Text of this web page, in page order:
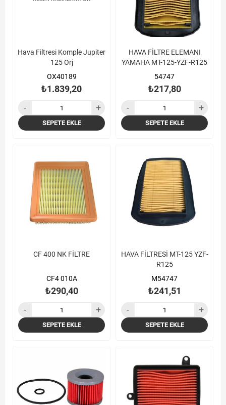
Hava Filtresi Komple Jupiter
125 Orj
OX40189
₺1.839,20
SEPETE EKLE
HAVA FİLTRE ELEMANI
YAMAHA MT-125-YZF-R125
54747
₺217,80
SEPETE EKLE
CF 400 NK FİLTRE
CF4 010A
₺290,40
SEPETE EKLE
HAVA FİLTRESİ MT-125 YZF-
R125
M54747
₺241,51
SEPETE EKLE